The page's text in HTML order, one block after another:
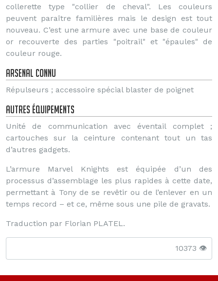
collerette type "collier de cheval". Les couleurs
peuvent paraître familières mais le design est tout
nouveau. C’est une armure avec une base de couleur
or recouverte des parties "poitrail" et "épaules" de
couleur rouge.
Arsenal connu
Répulseurs ; accessoire spécial blaster de poignet
Autres équipements
Unité de communication avec éventail complet ;
cartouches sur la ceinture contenant tout un tas
d’autres gadgets.
L’armure Marvel Knights est équipée d’un des
processus d’assemblage les plus rapides à cette date,
permettant à Tony de se revêtir ou de l’enlever en un
temps record – et ce, même sous une pile de gravats.
Traduction par Florian PLATEL.
10373 👁️